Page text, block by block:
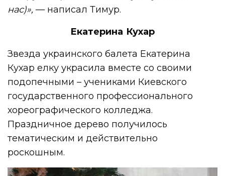
нас)», — написал Тимур.
Екатерина Кухар
Звезда украинского балета Екатерина
Кухар елку украсила вместе со своими
подопечными – учениками Киевского
государственного профессионального
хореографического колледжа.
Праздничное дерево получилось
тематическим и действительно
роскошным.